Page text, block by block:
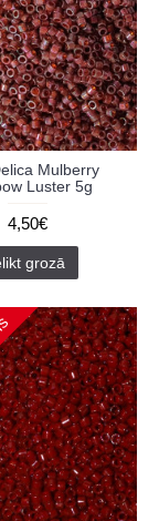
Mulberry
Luster 5g
4,50€
grozā